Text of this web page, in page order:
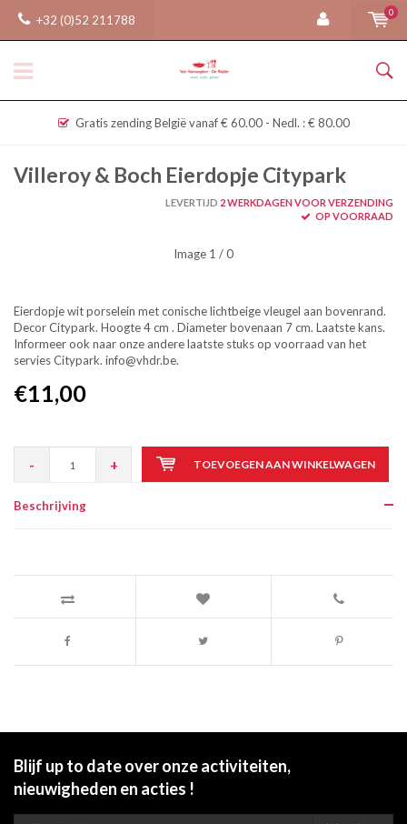
+32 (0)52 211788
0
Gratis zending België vanaf € 60.00 - Nedl. : € 80.00
Villeroy & Boch Eierdopje Citypark
LEVERTIJD 2 WERKDAGEN VOOR VERZENDING
OP VOORRAAD
Image 1 / 0
Eierdopje wit porselein met conische lichtbeige vleugel aan bovenrand.
Decor Citypark. Hoogte 4 cm . Diameter bovenaan 7 cm. Laatste kans.
Informeer ook naar onze andere laatste stuks op voorraad van het
servies Citypark. info@vhdr.be.
€11,00
- + TOEVOEGEN AAN WINKELWAGEN
Beschrijving
Blijf up to date over onze activiteiten,
nieuwigheden en acties !